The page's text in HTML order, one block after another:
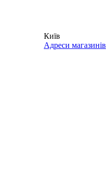
Київ
Адреси магазинів